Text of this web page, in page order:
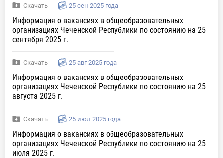
Скачать 25 сен 2025 года
Информация о вакансиях в общеобразовательных
организациях Чеченской Республики по состоянию на 25
сентября 2025 г.
Скачать 25 авг 2025 года
Информация о вакансиях в общеобразовательных
организациях Чеченской Республики по состоянию на 25
августа 2025 г.
Скачать 25 июл 2025 года
Информация о вакансиях в общеобразовательных
организациях Чеченской Республики по состоянию на 25
июля 2025 г.